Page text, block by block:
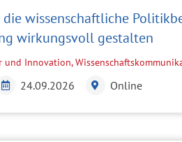
wissenschaftliche
wirkungsvoll gestalten
und Innovation,
24.09.2026 Online